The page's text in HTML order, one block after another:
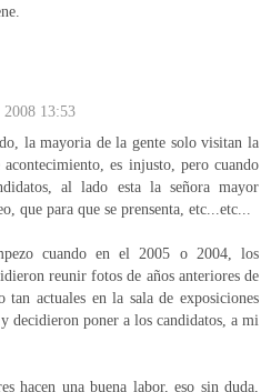
2008 13:53
la mayoria de la gente solo visitan la
acontecimiento, es injusto, pero cuando
al lado esta la señora mayor
que para que se prensenta, etc...etc...
cuando en el 2005 o 2004, los
reunir fotos de años anteriores de
tan actuales en la sala de exposiciones
decidieron poner a los candidatos, a mi
hacen una buena labor, eso sin duda,